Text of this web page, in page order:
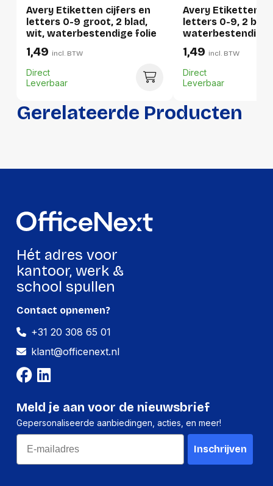
Verpakking
Per stuk
Hoeveelheid:
1 stuk
Hoogte:
6 millimeter
Hoeveelheid:
10 stuks
Hoogte:
Lengte:
Gewicht:
Gerelateerde Producten
Avery Etiketten cijfers en
letters 0-9 groot, 2 blad,
wit, waterbestendige folie
1,49 incl. BTW
Direct
Leverbaar
Avery Etiketten
letters 0-9, 2
waterbestendige
1,49 incl. BTW
Direct
Leverbaar
Hét adres voor
kantoor, werk &
school spullen
Contact opnemen?
+31 20 308 65 01
klant@officenext.nl
Meld je aan voor de nieuwsbrief
Gepersonaliseerde aanbiedingen, acties, en meer!
Email
Inschrijven